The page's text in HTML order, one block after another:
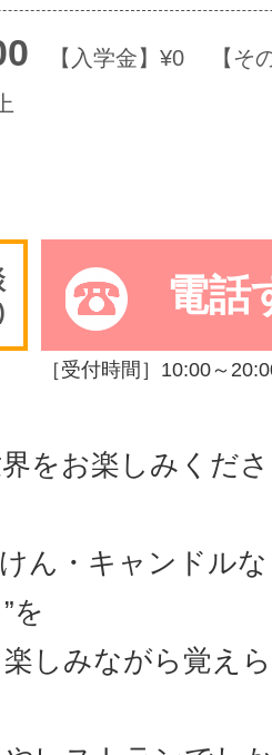
グッドスク
サイトマッ
【入学金】¥0 【そ
電話
［受付時間］10:00～
をお楽しみくだ
ん・キャンドル
を
しみながら覚え